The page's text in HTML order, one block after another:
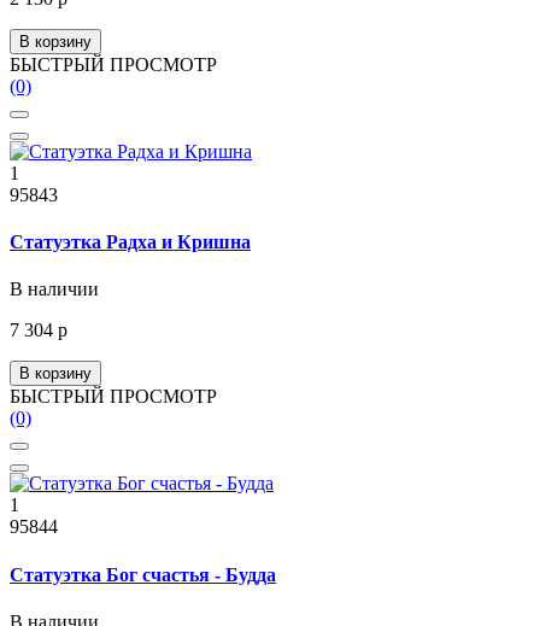
В корзину
БЫСТРЫЙ ПРОСМОТР
(0)
1
95843
Статуэтка Радха и Кришна
В наличии
7 304 р
В корзину
БЫСТРЫЙ ПРОСМОТР
(0)
1
95844
Статуэтка Бог счастья - Будда
В наличии